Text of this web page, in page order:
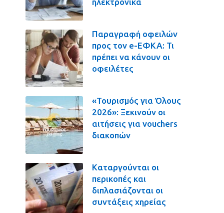
Παραγραφή οφειλών
προς τον e-ΕΦΚΑ: Τι
πρέπει να κάνουν οι
οφειλέτες
«Τουρισμός για Όλους
2026»: Ξεκινούν οι
αιτήσεις για vouchers
διακοπών
Καταργούνται οι
περικοπές και
διπλασιάζονται οι
συντάξεις χηρείας